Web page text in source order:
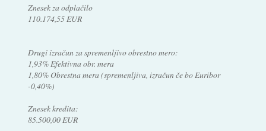
Znesek za odplačilo
110.174,55 EUR
Drugi izračun za spremenljivo obrestno mero:
1,93% Efektivna obr. mera
1,80% Obrestna mera (spremenljiva, izračun če bo Euribor
-0,40%)
Znesek kredita:
85.500,00 EUR